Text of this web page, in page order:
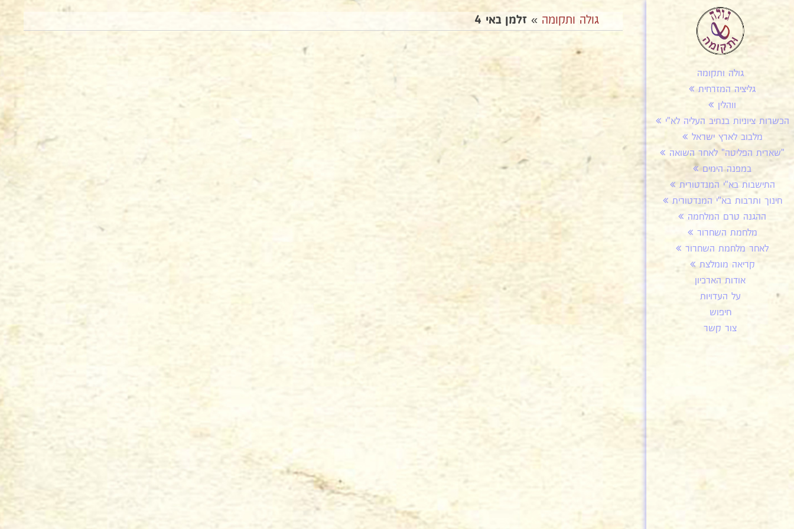
גולה ותקומה
גליציה המזרחית
ווהלין
הכשרות ציוניות בנתיב העליה לא"י
מלבוב לארץ ישראל
"שארית הפליטה" לאחר השואה
במפנה הימים
התישבות בא"י המנדטורית
חינוך ותרבות בא"י המנדטורית
ההגנה טרם המלחמה
מלחמת השחרור
לאחר מלחמת השחרור
קריאה מומלצת
אודות הארכיון
על העדויות
חיפוש
צור קשר
גולה ותקומה » זלמן באי 4